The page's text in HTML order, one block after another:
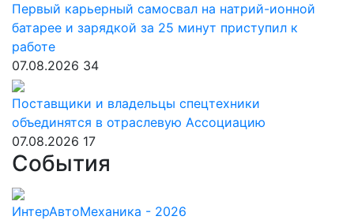
Первый карьерный самосвал на натрий-ионной
батарее и зарядкой за 25 минут приступил к
работе
07.08.2026 34
Поставщики и владельцы спецтехники
объединятся в отраслевую Ассоциацию
07.08.2026 17
События
ИнтерАвтоМеханика - 2026